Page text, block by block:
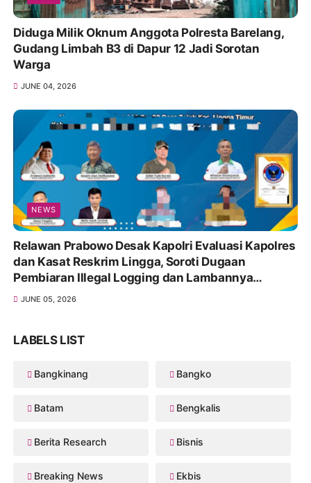
Diduga Milik Oknum Anggota Polresta Barelang,
Gudang Limbah B3 di Dapur 12 Jadi Sorotan
Warga
JUNE 04, 2026
NEWS
Relawan Prabowo Desak Kapolri Evaluasi Kapolres
dan Kasat Reskrim Lingga, Soroti Dugaan
Pembiaran Illegal Logging dan Lambannya
Penanganan Korupsi
JUNE 05, 2026
LABELS LIST
Bangkinang Bangko
Batam Bengkalis
Berita Research Bisnis
Breaking News Ekbis